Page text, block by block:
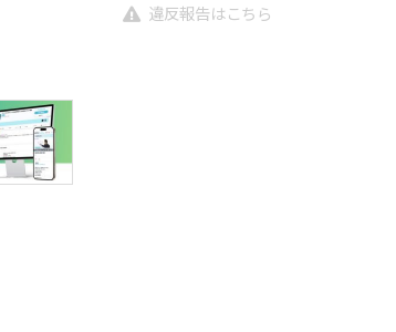
違反報告はこちら